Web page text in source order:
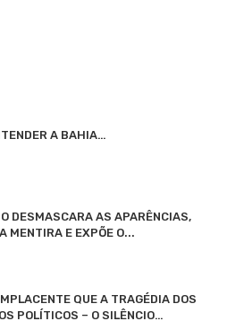
A BAHIA…
DESMASCARA AS APARÊNCIAS,
MENTIRA E EXPÕE O...
QUE A TRAGÉDIA DOS
POLÍTICOS – O SILÊNCIO…